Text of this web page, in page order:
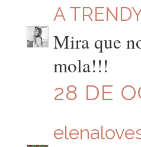
A
Mira que
mola!!!
28 DE